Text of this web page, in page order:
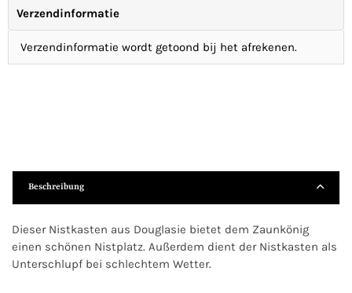
Verzendinformatie
Verzendinformatie wordt getoond bij het afrekenen.
Beschreibung
Dieser Nistkasten aus Douglasie bietet dem Zaunkönig
einen schönen Nistplatz. Außerdem dient der Nistkasten als
Unterschlupf bei schlechtem Wetter.